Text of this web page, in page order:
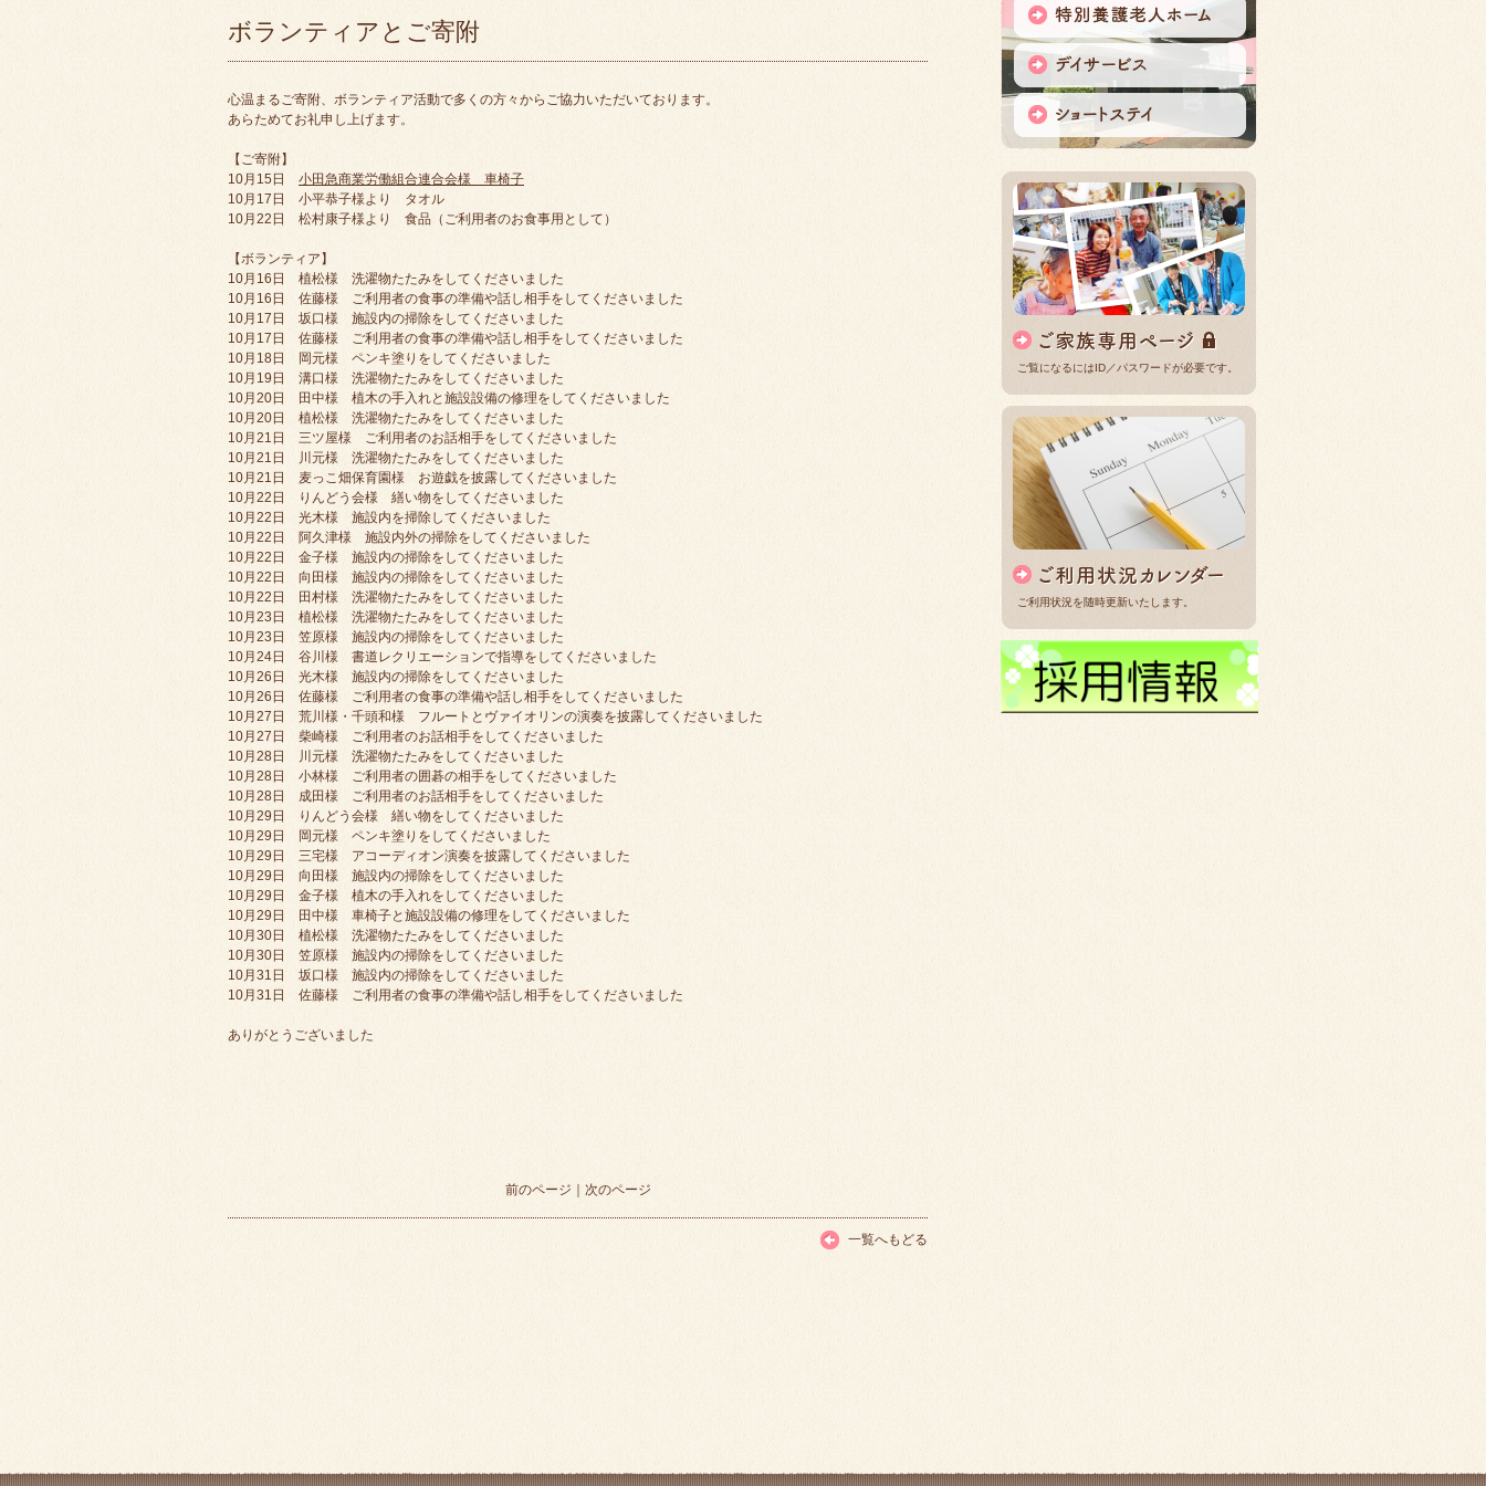
ボランティアとご寄附
心温まるご寄附、ボランティア活動で多くの方々からご協力いただいております。
あらためてお礼申し上げます。
【ご寄附】
10月15日 小田急商業労働組合連合会様 車椅子
10月17日 小平恭子様より タオル
10月22日 松村康子様より 食品（ご利用者のお食事用として）
【ボランティア】
10月16日 植松様 洗濯物たたみをしてくださいました
10月16日 佐藤様 ご利用者の食事の準備や話し相手をしてくださいました
10月17日 坂口様 施設内の掃除をしてくださいました
10月17日 佐藤様 ご利用者の食事の準備や話し相手をしてくださいました
10月18日 岡元様 ペンキ塗りをしてくださいました
10月19日 溝口様 洗濯物たたみをしてくださいました
10月20日 田中様 植木の手入れと施設設備の修理をしてくださいました
10月20日 植松様 洗濯物たたみをしてくださいました
10月21日 三ツ屋様 ご利用者のお話相手をしてくださいました
10月21日 川元様 洗濯物たたみをしてくださいました
10月21日 麦っこ畑保育園様 お遊戯を披露してくださいました
10月22日 りんどう会様 繕い物をしてくださいました
10月22日 光木様 施設内を掃除してくださいました
10月22日 阿久津様 施設内外の掃除をしてくださいました
10月22日 金子様 施設内の掃除をしてくださいました
10月22日 向田様 施設内の掃除をしてくださいました
10月22日 田村様 洗濯物たたみをしてくださいました
10月23日 植松様 洗濯物たたみをしてくださいました
10月23日 笠原様 施設内の掃除をしてくださいました
10月24日 谷川様 書道レクリエーションで指導をしてくださいました
10月26日 光木様 施設内の掃除をしてくださいました
10月26日 佐藤様 ご利用者の食事の準備や話し相手をしてくださいました
10月27日 荒川様・千頭和様 フルートとヴァイオリンの演奏を披露してくださいました
10月27日 柴崎様 ご利用者のお話相手をしてくださいました
10月28日 川元様 洗濯物たたみをしてくださいました
10月28日 小林様 ご利用者の囲碁の相手をしてくださいました
10月28日 成田様 ご利用者のお話相手をしてくださいました
10月29日 りんどう会様 繕い物をしてくださいました
10月29日 岡元様 ペンキ塗りをしてくださいました
10月29日 三宅様 アコーディオン演奏を披露してくださいました
10月29日 向田様 施設内の掃除をしてくださいました
10月29日 金子様 植木の手入れをしてくださいました
10月29日 田中様 車椅子と施設設備の修理をしてくださいました
10月30日 植松様 洗濯物たたみをしてくださいました
10月30日 笠原様 施設内の掃除をしてくださいました
10月31日 坂口様 施設内の掃除をしてくださいました
10月31日 佐藤様 ご利用者の食事の準備や話し相手をしてくださいました
ありがとうございました
前のページ 次のページ
一覧へもどる
ご覧になるにはID／パスワードが必要です。
ご利用状況を随時更新いたします。